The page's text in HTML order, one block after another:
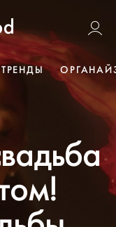
Weddywood
ТРЕНДЫ